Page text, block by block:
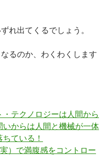
れ出てくるでしょう。
るのか、わくわくします
・テクノロジーは人間から
からは人間と機械が一体
ている！
）で満腹感をコントロー